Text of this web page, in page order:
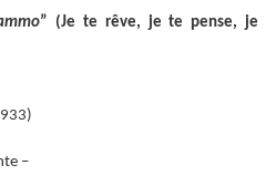
” (Je te rêve, je te pense, je
–